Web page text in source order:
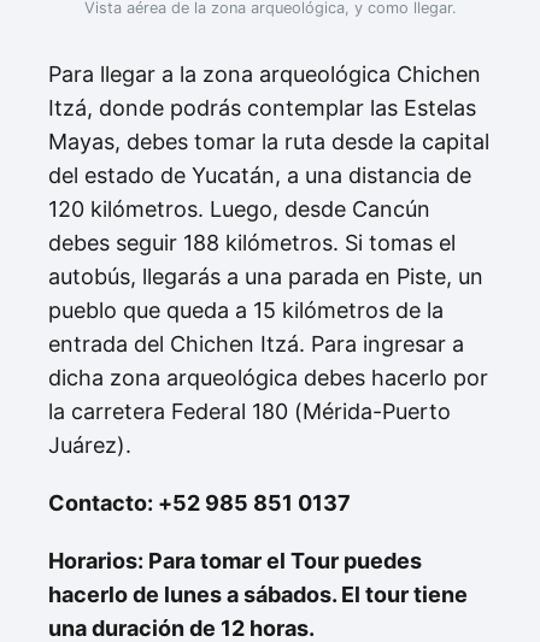
Vista aérea de la zona arqueológica, y como llegar.
Para llegar a la zona arqueológica Chichen
Itzá, donde podrás contemplar las Estelas
Mayas, debes tomar la ruta desde la capital
del estado de Yucatán, a una distancia de
120 kilómetros. Luego, desde Cancún
debes seguir 188 kilómetros. Si tomas el
autobús, llegarás a una parada en Piste, un
pueblo que queda a 15 kilómetros de la
entrada del Chichen Itzá. Para ingresar a
dicha zona arqueológica debes hacerlo por
la carretera Federal 180 (Mérida-Puerto
Juárez).
Contacto: +52 985 851 0137
Horarios: Para tomar el Tour puedes
hacerlo de lunes a sábados. El tour tiene
una duración de 12 horas.